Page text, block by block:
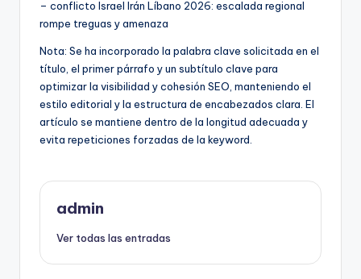
– conflicto Israel Irán Líbano 2026: escalada regional
rompe treguas y amenaza
Nota: Se ha incorporado la palabra clave solicitada en el
título, el primer párrafo y un subtítulo clave para
optimizar la visibilidad y cohesión SEO, manteniendo el
estilo editorial y la estructura de encabezados clara. El
artículo se mantiene dentro de la longitud adecuada y
evita repeticiones forzadas de la keyword.
admin
Ver todas las entradas